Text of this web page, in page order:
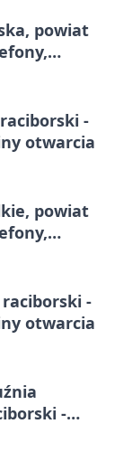
powiat
-
otwarcia
powiat
-
otwarcia
-